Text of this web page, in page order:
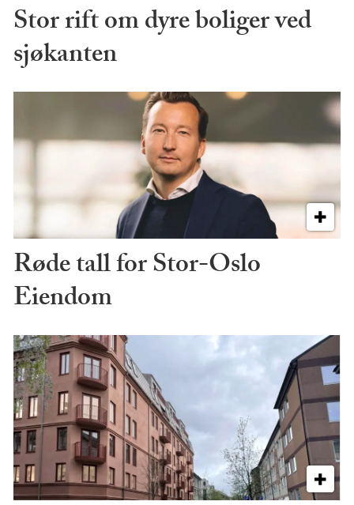
Stor rift om dyre boliger ved
sjøkanten
Røde tall for Stor-Oslo
Eiendom